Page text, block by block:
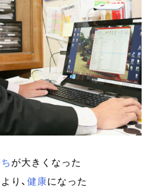
が大きくなった
り、健康になった